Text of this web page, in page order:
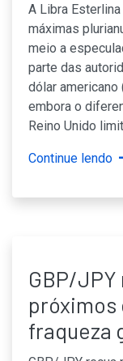
A Libra
máximas
meio a
parte das
dólar americano
embora o
Reino Unido
Continue lendo
GBP/
próximos
fraqueza